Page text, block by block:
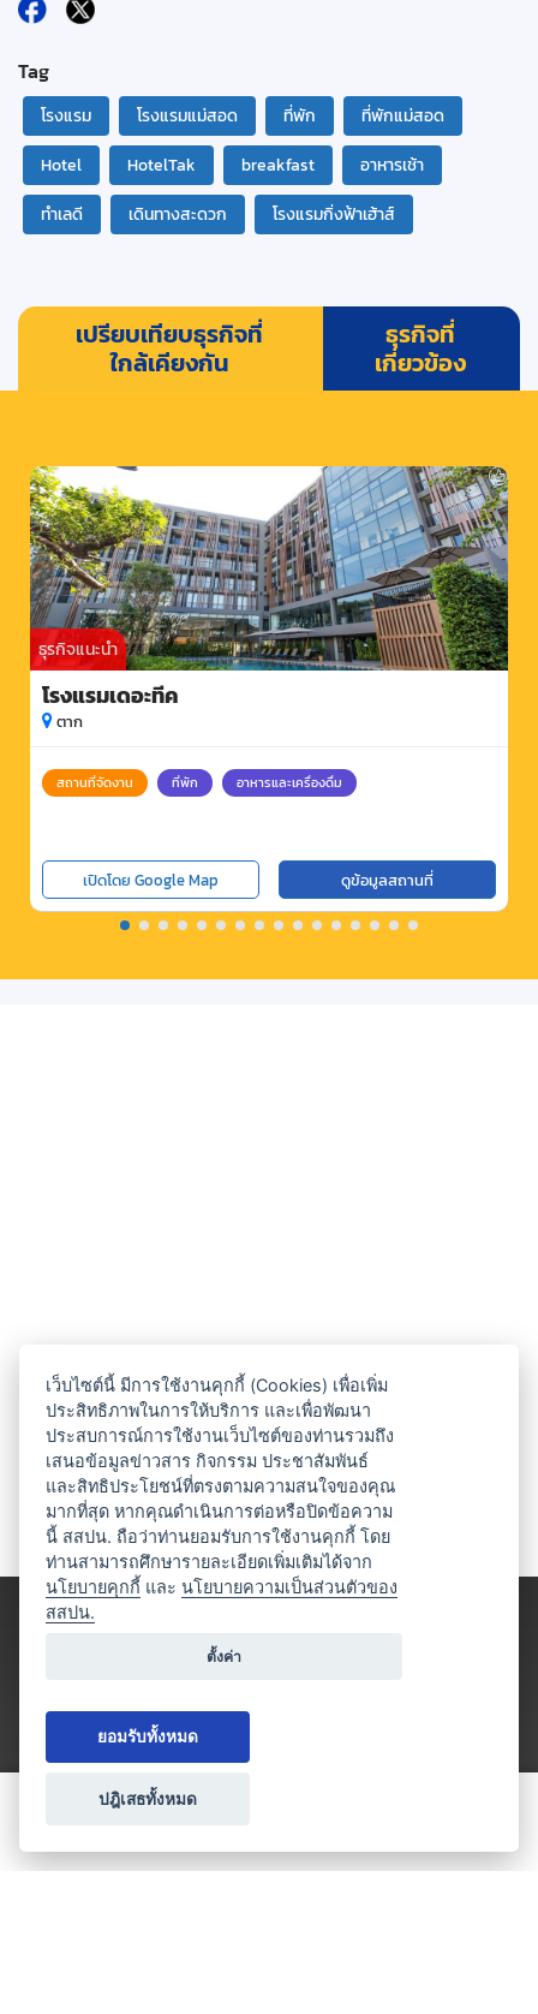
Tag
โรงแรม โรงแรมแม่สอด ที่พัก
ที่พักแม่สอด
Hotel
HotelTak breakfast
อาหารเช้า
ทำเลดี
เดินทางสะดวก โรงแรมกิ่งฟ้าเฮ้าส์
เปรียบเทียบธุรกิจที่
ใกล้เคียงกัน
ธุรกิจที่
เกี่ยวข้อง
ธุรกิจแนะนำ
โรงแรมเดอะทีค
ตาก
สถานที่จัดงาน ที่พัก อาหารและเครื่องดื่ม
เปิดโดย Google Map ดูข้อมูลสถานที่
ประเภทธุรกิจไมซ์
เว็บไซต์นี้ มีการใช้งานคุกกี้ (Cookies) เพื่อเพิ่ม
ประสิทธิภาพในการให้บริการ และเพื่อพัฒนา
ประสบการณ์การใช้งานเว็บไซต์ของท่านรวมถึง
เสนอข้อมูลข่าวสาร กิจกรรม ประชาสัมพันธ์
และสิทธิประโยชน์ที่ตรงตามความสนใจของคุณ
มากที่สุด หากคุณดำเนินการต่อหรือปิดข้อความ
นี้ สสปน. ถือว่าท่านยอมรับการใช้งานคุกกี้ โดย
ท่านสามารถศึกษารายละเอียดเพิ่มเติมได้จาก
นโยบายคุกกี้ และนโยบายความเป็นส่วนตัวของ
สสปน.
ตั้งค่า
ยอมรับทั้งหมด
ปฎิเสธทั้งหมด